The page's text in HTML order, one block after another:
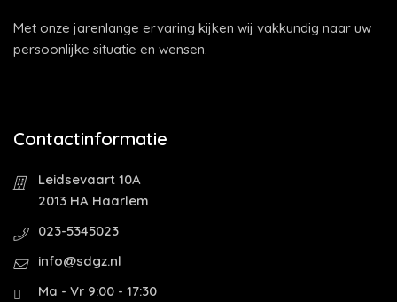
Met onze jarenlange ervaring kijken wij vakkundig naar uw
persoonlijke situatie en wensen.
Contactinformatie
Leidsevaart 10A
2013 HA Haarlem
023-5345023
info@sdgz.nl
Ma - Vr 9:00 - 17:30